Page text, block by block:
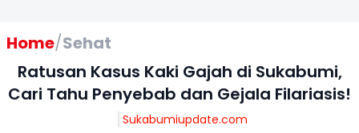
Home/Sehat
Ratusan Kasus Kaki Gajah di Sukabumi,
Cari Tahu Penyebab dan Gejala Filariasis!
Sukabumiupdate.com